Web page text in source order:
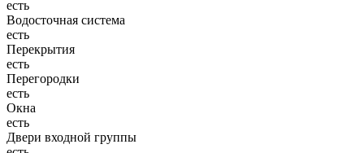
есть
Водосточная система
есть
Перекрытия
есть
Перегородки
есть
Окна
есть
Двери входной группы